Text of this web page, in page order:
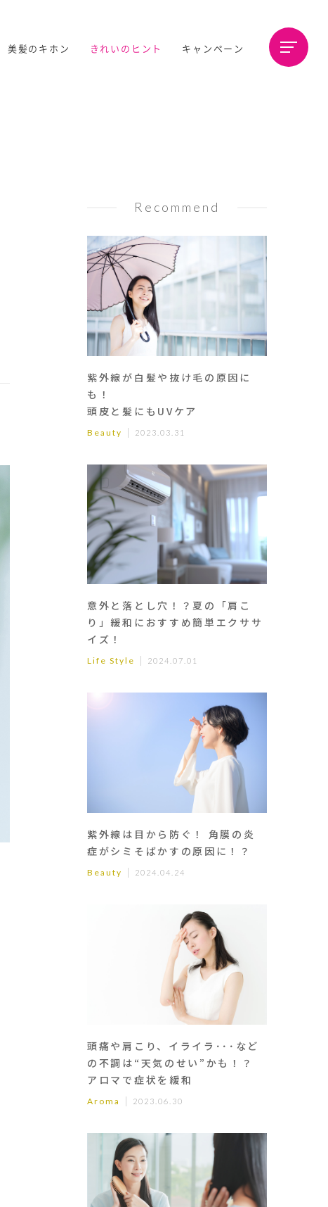
美髪のキホン きれいのヒント キャンペーン
Recommend
紫外線が白髪や抜け毛の原因に
も！
頭皮と髪にもUVケア
Beauty 2023.03.31
意外と落とし穴！？夏の「肩こ
り」緩和におすすめ簡単エクササ
イズ！
Life Style 2024.07.01
紫外線は目から防ぐ！ 角膜の炎
症がシミそばかすの原因に！？
Beauty 2024.04.24
頭痛や肩こり、イライラ･･･など
の不調は“天気のせい”かも！？
アロマで症状を緩和
Aroma 2023.06.30